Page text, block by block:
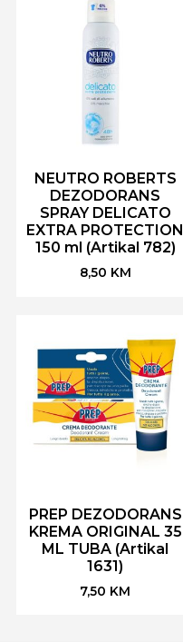
NEUTRO ROBERTS
DEZODORANS
SPRAY DELICATO
EXTRA PROTECTION
150 ml (Artikal 782)
8,50 KM
PREP DEZODORANS
KREMA ORIGINAL 35
ML TUBA (Artikal
1631)
7,50 KM